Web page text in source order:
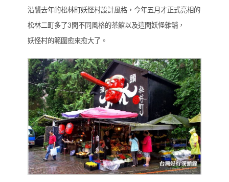
沿襲去年的松林町妖怪村設計風格，今年五月才正式亮相的
松林二町多了3間不同風格的茶館以及這間妖怪雜舖，
妖怪村的範圍愈來愈大了。